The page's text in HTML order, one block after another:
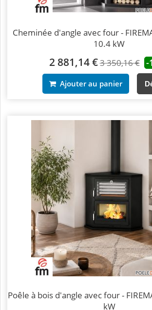
Cheminée d'angle avec four -
10.4 kW
2 881,14 €3 350,16 € -
Ajouter au panier
Poêle à bois d'angle avec four -
kW